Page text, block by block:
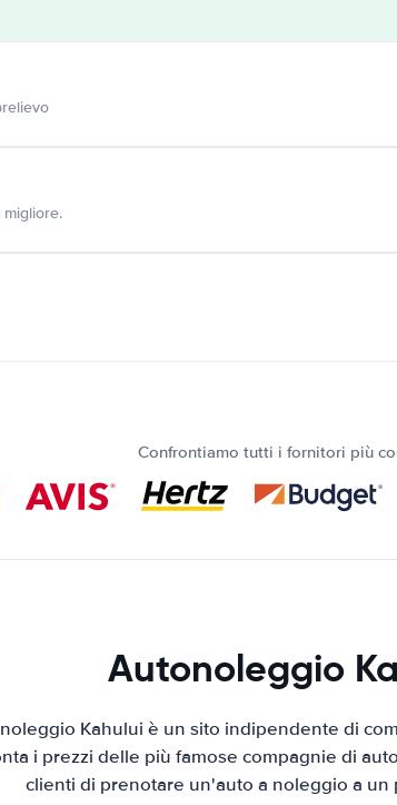
Confrontiamo tutti i fornitori più
Autonoleggio
Kahului è un sito indipendente di
i prezzi delle più famose compagnie di
clienti di prenotare un'auto a noleggio a un